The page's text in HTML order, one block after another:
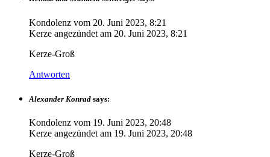
Kondolenz vom 20. Juni 2023, 8:21
Kerze angezündet am 20. Juni 2023, 8:21
Kerze-Groß
Antworten
Alexander Konrad says:
Kondolenz vom 19. Juni 2023, 20:48
Kerze angezündet am 19. Juni 2023, 20:48
Kerze-Groß